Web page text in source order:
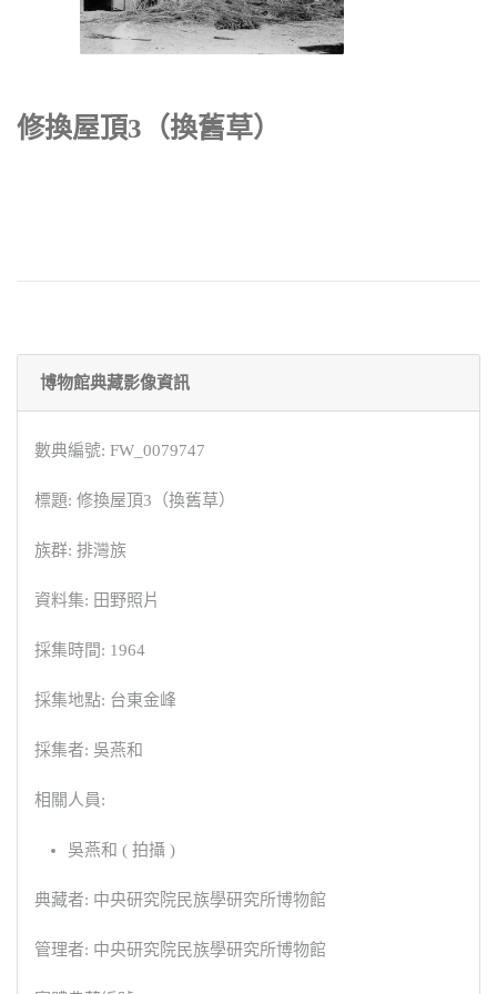
修換屋頂3（換舊草）
博物館典藏影像資訊
數典編號: FW_0079747
標題: 修換屋頂3（換舊草）
族群: 排灣族
資料集: 田野照片
採集時間: 1964
採集地點: 台東金峰
採集者: 吳燕和
相關人員:
吳燕和 ( 拍攝 )
典藏者: 中央研究院民族學研究所博物館
管理者: 中央研究院民族學研究所博物館